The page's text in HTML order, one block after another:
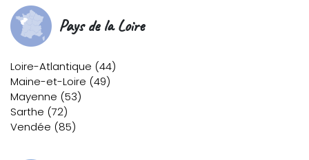
Pays de la Loire
Loire-Atlantique (44)
Maine-et-Loire (49)
Mayenne (53)
Sarthe (72)
Vendée (85)